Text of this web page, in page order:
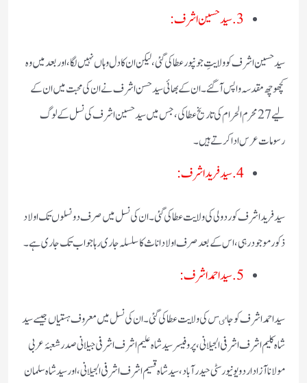
3. سید حسین اشرف:
سید حسین اشرف کو ولایتِ جونپور عطا کی گئی، لیکن ان کا دل وہاں نہیں لگا، اور بعد میں وہ
کچھوچھ مقدسہ واپس آگئے۔ ان کے بھائی سید حسن اشرف نے ان کی محبت میں ان کے
لیے 27 محرم الحرام کی تاریخ عطا کی، جس میں سید حسین اشرف کی نسل کے لوگ
رسومات عرس ادا کرتے ہیں۔
4. سید فرید اشرف:
سید فرید اشرف کو ردولی کی ولایت عطا کی گئی۔ ان کی نسل میں صرف دو نسلوں تک اولاد
ذکور موجود رہی، اس کے بعد صرف اولاد اناث کا سلسلہ جاری رہا جو اب تک جاری ہے۔
5. سید احمد اشرف:
سید احمد اشرف کو جاٸس کی ولایت عطا کی گئی۔ ان کی نسل میں معروف ہستیاں جیسے سید
شاہ کلیم اشرف اشرفی الجیلانی، پروفیسر سید شاہ علیم اشرف اشرفی جیلانی صدر شعبۂ عربی
مولانا آزاد اردو یونیورسٹی حیدر آباد، سید شاہ قسیم اشرف اشرفی الجیلانی، اور سید شاہ سلمان